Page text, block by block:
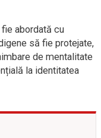
abordată cu
să fie protejate,
de mentalitate
la identitatea